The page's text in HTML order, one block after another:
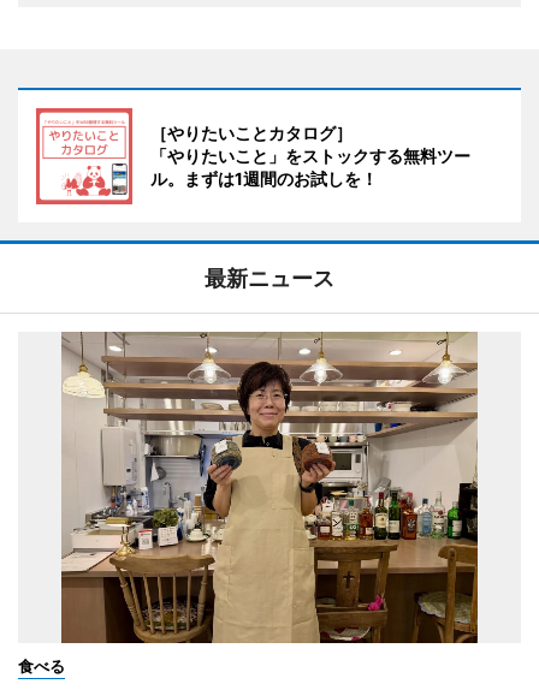
［やりたいことカタログ］
「やりたいこと」をストックする無料ツー
ル。まずは1週間のお試しを！
最新ニュース
食べる